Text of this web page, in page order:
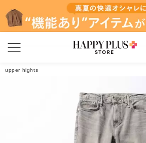
upper hights
4.7
レビューを書く
｜身長:163cm ｜カラー:エタン ｜サイズ:26